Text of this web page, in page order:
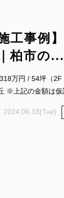
FOLLOW US:
施工事例
柏市の...
万円 / 54坪（
※上記の金額は仮
2024.06.18(Tue)